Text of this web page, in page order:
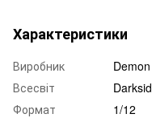
Характеристики
Виробник
Всесвіт
Формат
1/12